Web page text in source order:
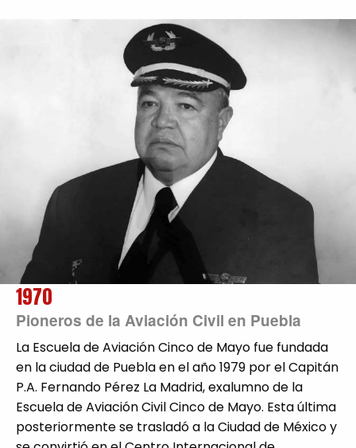
1970
Pioneros de la Aviación Civil en Puebla
La Escuela de Aviación Cinco de Mayo fue fundada
en la ciudad de Puebla en el año 1979 por el Capitán
P.A. Fernando Pérez La Madrid, exalumno de la
Escuela de Aviación Civil Cinco de Mayo. Esta última
posteriormente se trasladó a la Ciudad de México y